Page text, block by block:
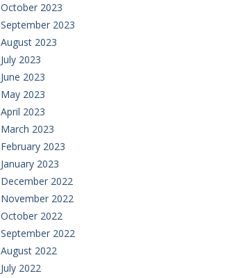
October 2023
September 2023
August 2023
July 2023
June 2023
May 2023
April 2023
March 2023
February 2023
January 2023
December 2022
November 2022
October 2022
September 2022
August 2022
July 2022